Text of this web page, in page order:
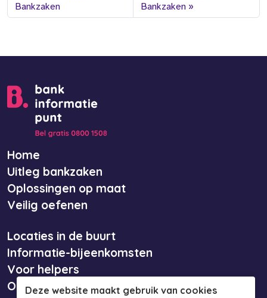
Bankzaken
Bankzaken
Home
Uitleg bankzaken
Oplossingen op maat
Veilig oefenen
Locaties in de buurt
Informatie-bijeenkomsten
Voor helpers
Over ons
Deze website maakt gebruik van cookies